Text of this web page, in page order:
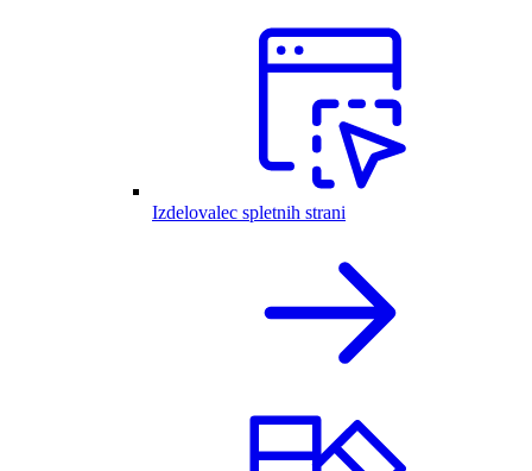
Izdelovalec spletnih strani